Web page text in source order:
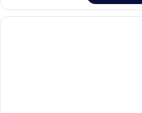
Queen
Bed,
Deluxe